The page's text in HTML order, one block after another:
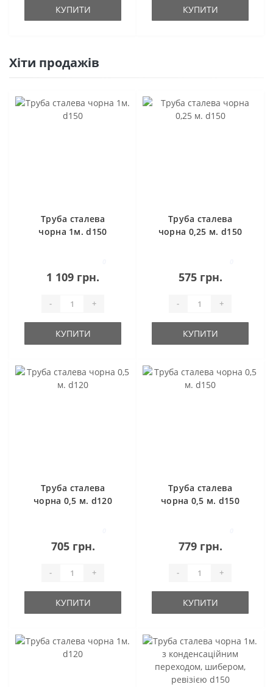
КУПИТИ КУПИТИ
Хіти продажів
Труба сталева
чорна 1м. d150
1 109 грн.
- +
КУПИТИ
Труба сталева
чорна 0,25 м. d150
575 грн.
- +
КУПИТИ
Труба сталева
чорна 0,5 м. d120
705 грн.
- +
КУПИТИ
Труба сталева
чорна 0,5 м. d150
779 грн.
- +
КУПИТИ